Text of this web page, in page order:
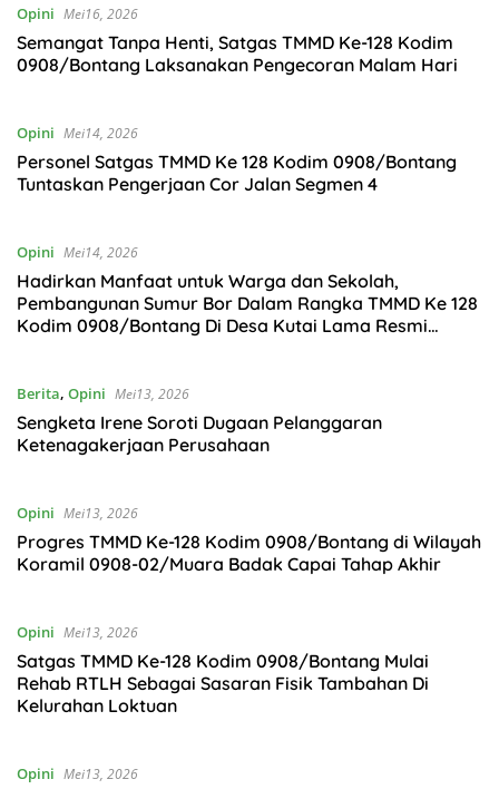
Opini Mei16, 2026
Semangat Tanpa Henti, Satgas TMMD Ke-128 Kodim
0908/Bontang Laksanakan Pengecoran Malam Hari
Opini Mei14, 2026
Personel Satgas TMMD Ke 128 Kodim 0908/Bontang
Tuntaskan Pengerjaan Cor Jalan Segmen 4
Opini Mei14, 2026
Hadirkan Manfaat untuk Warga dan Sekolah,
Pembangunan Sumur Bor Dalam Rangka TMMD Ke 128
Kodim 0908/Bontang Di Desa Kutai Lama Resmi
Berita, Opini Mei13, 2026
Sengketa Irene Soroti Dugaan Pelanggaran
Ketenagakerjaan Perusahaan
Opini Mei13, 2026
Progres TMMD Ke-128 Kodim 0908/Bontang di Wilayah
Koramil 0908-02/Muara Badak Capai Tahap Akhir
Opini Mei13, 2026
Satgas TMMD Ke-128 Kodim 0908/Bontang Mulai
Rehab RTLH Sebagai Sasaran Fisik Tambahan Di
Kelurahan Loktuan
Opini Mei13, 2026